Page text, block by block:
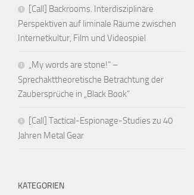
[Call] Backrooms. Interdisziplinäre
Perspektiven auf liminale Räume zwischen
Internetkultur, Film und Videospiel
„My words are stone!“ –
Sprechakttheoretische Betrachtung der
Zaubersprüche in „Black Book“
[Call] Tactical-Espionage-Studies zu 40
Jahren Metal Gear
KATEGORIEN